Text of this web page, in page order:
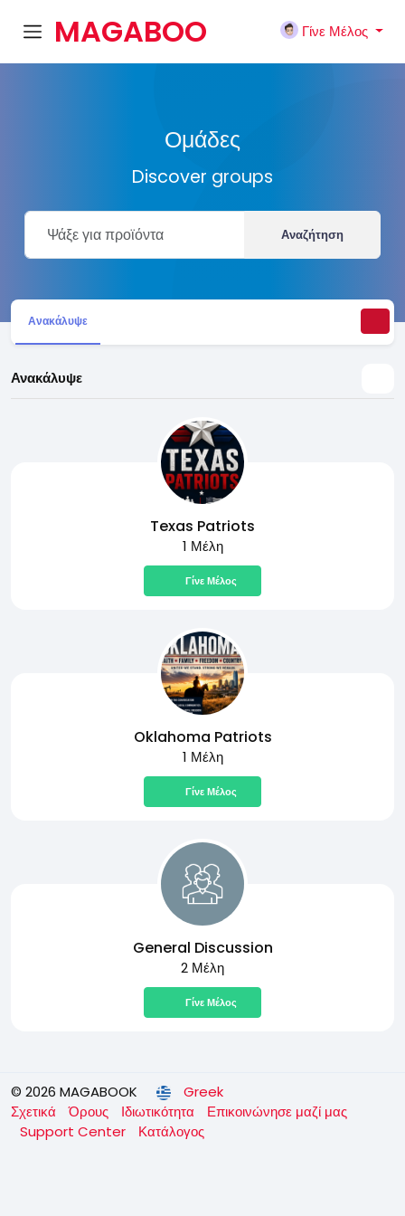
MAGABOO
Γίνε Μέλος
Ομάδες
Discover groups
Αναζήτηση
Ανακάλυψε
Ανακάλυψε
Texas Patriots
1 Μέλη
Γίνε Μέλος
Oklahoma Patriots
1 Μέλη
Γίνε Μέλος
General Discussion
2 Μέλη
Γίνε Μέλος
© 2026 MAGABOOK
Greek
Σχετικά
Όρους Ιδιωτικότητα
Επικοινώνησε μαζί μας
Support Center
Κατάλογος